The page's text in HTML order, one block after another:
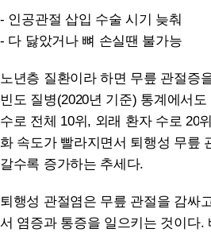
- 인공관절 삽입 수술 시기 늦춰
- 다 닳았거나 뼈 손실땐 불가능
노년층 질환이라 하면 무릎 관절증
빈도 질병(2020년 기준) 통계에서
수로 전체 10위, 외래 환자 수로20
화 속도가 빨라지면서 퇴행성 무릎
갈수록 증가하는 추세다.
퇴행성 관절염은 무릎 관절을 감싸
서 염증과 통증을 일으키는 것이다.